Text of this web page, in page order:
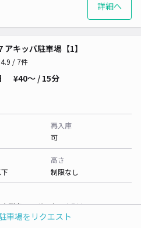
車場をリクエスト
詳細へ
キッパ駐車場【1】
4.9 / 7件
¥40〜 / 15分
再入庫
可
高さ
制限なし
中型車ワンボックス大型車・SUV